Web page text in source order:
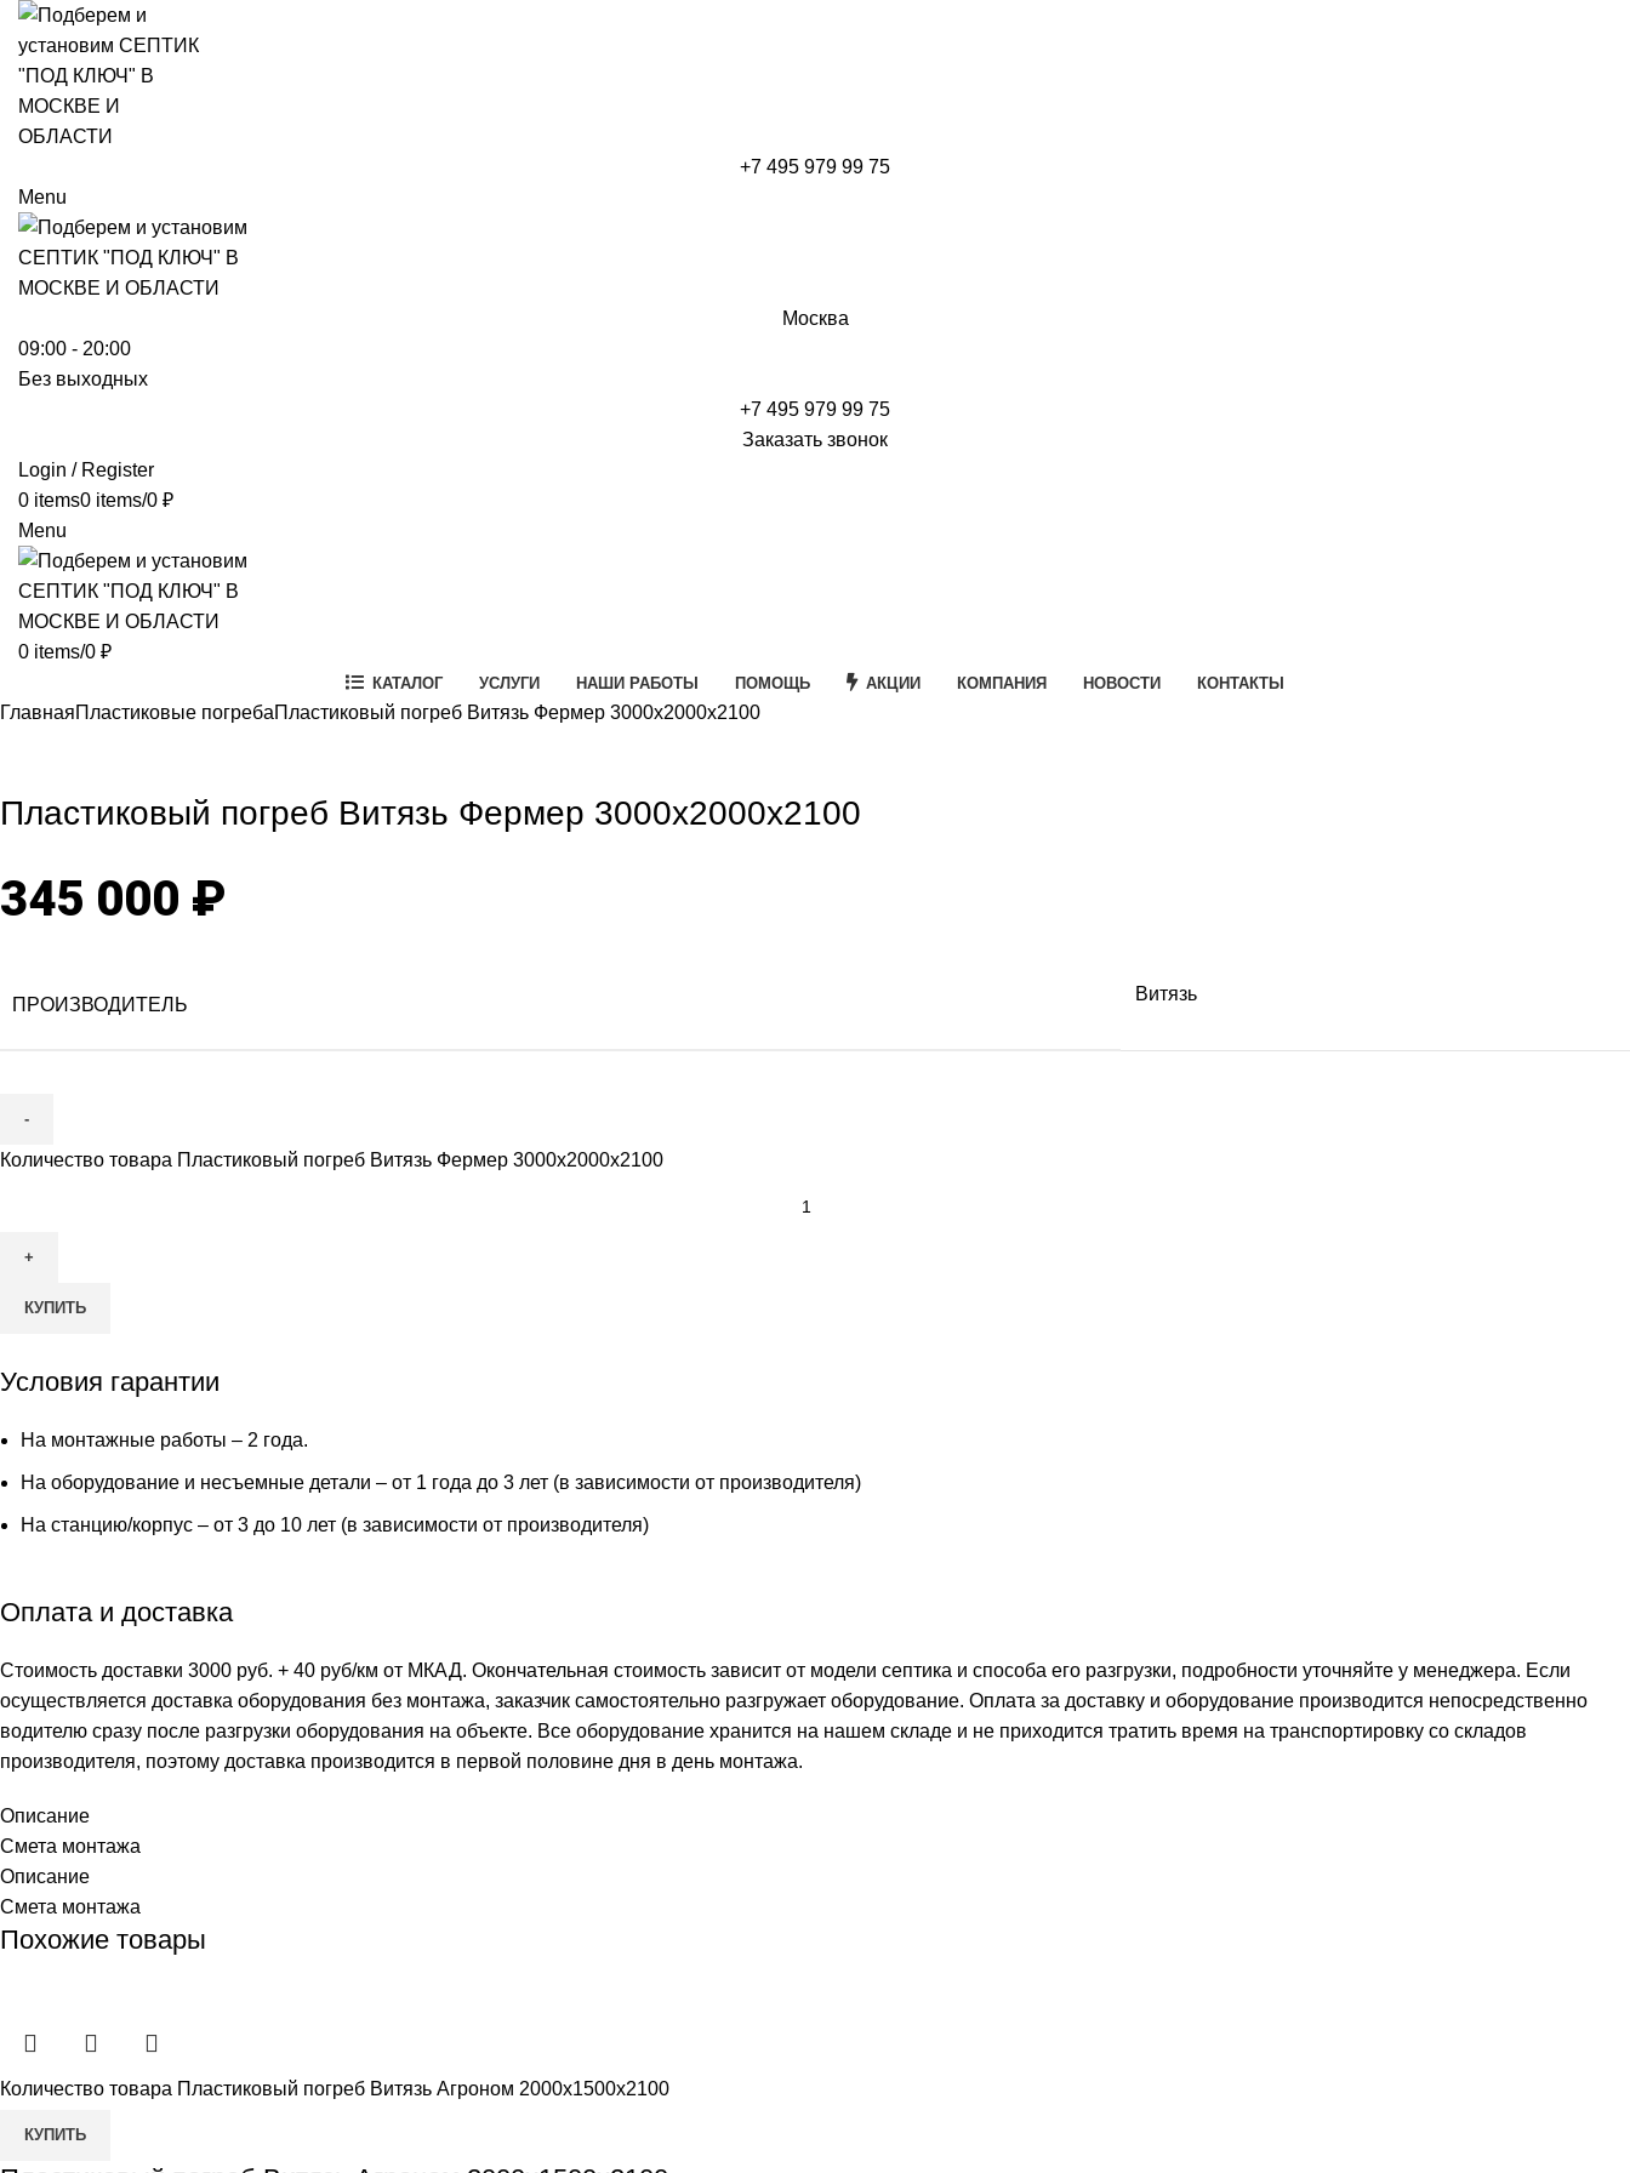
+7 495 979 99 75
Menu
Москва
09:00 - 20:00
Без выходных
+7 495 979 99 75
Заказать звонок
Login / Register
0 items0 items/0 ₽
Menu
0 items/0 ₽
КАТАЛОГ УСЛУГИ НАШИ РАБОТЫ ПОМОЩЬ АКЦИИ КОМПАНИЯ НОВОСТИ КОНТАКТЫ
ГлавнаяПластиковые погребаПластиковый погреб Витязь Фермер 3000х2000х2100
Пластиковый погреб Витязь Фермер 3000х2000х2100
345 000 ₽
ПРОИЗВОДИТЕЛЬ
Витязь
Количество товара Пластиковый погреб Витязь Фермер 3000х2000х2100
КУПИТЬ
Условия гарантии
На монтажные работы – 2 года.
На оборудование и несъемные детали – от 1 года до 3 лет (в зависимости от производителя)
На станцию/корпус – от 3 до 10 лет (в зависимости от производителя)
Оплата и доставка
Стоимость доставки 3000 руб. + 40 руб/км от МКАД. Окончательная стоимость зависит от модели септика и способа его разгрузки, подробности уточняйте у менеджера. Если
осуществляется доставка оборудования без монтажа, заказчик самостоятельно разгружает оборудование. Оплата за доставку и оборудование производится непосредственно
водителю сразу после разгрузки оборудования на объекте. Все оборудование хранится на нашем складе и не приходится тратить время на транспортировку со складов
производителя, поэтому доставка производится в первой половине дня в день монтажа.
Описание
Смета монтажа
Описание
Смета монтажа
Похожие товары
Количество товара Пластиковый погреб Витязь Агроном 2000х1500х2100
КУПИТЬ